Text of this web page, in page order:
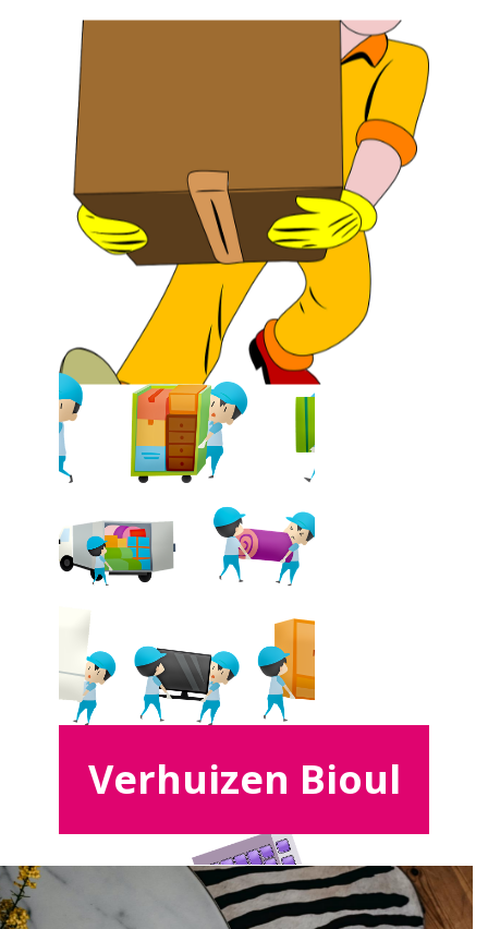
Verhuizen Bioul